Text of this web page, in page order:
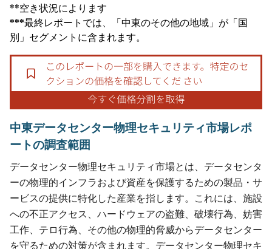
**空き状況によります
***最終レポートでは、「中東のその他の地域」が「国
別」セグメントに含まれます。
中東データセンター物理セキュリティ市場レポ
ートの調査範囲
データセンター物理セキュリティ市場とは、データセンタ
ーの物理的インフラおよび資産を保護するための製品・サ
ービスの提供に特化した産業を指します。これには、施設
への不正アクセス、ハードウェアの盗難、破壊行為、妨害
工作、テロ行為、その他の物理的脅威からデータセンター
を守るための対策が含まれます。データセンター物理セキ